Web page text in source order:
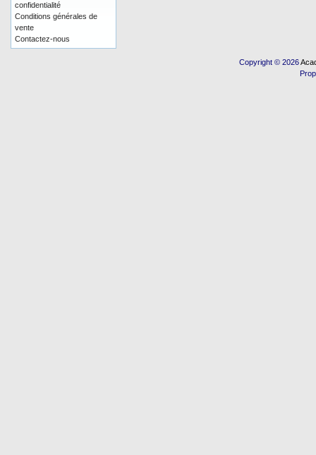
confidentialité
Conditions générales de
vente
Contactez-nous
Copyright © 2026